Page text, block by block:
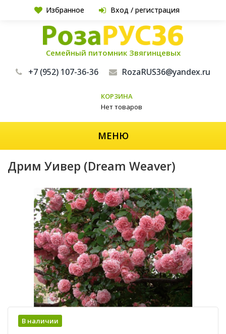
Избранное Вход / регистрация
Семейный питомник Звягинцевых
+7 (952) 107-36-36 RozaRUS36@yandex.ru
КОРЗИНА
Нет товаров
МЕНЮ
Дрим Уивер (Dream Weaver)
В наличии